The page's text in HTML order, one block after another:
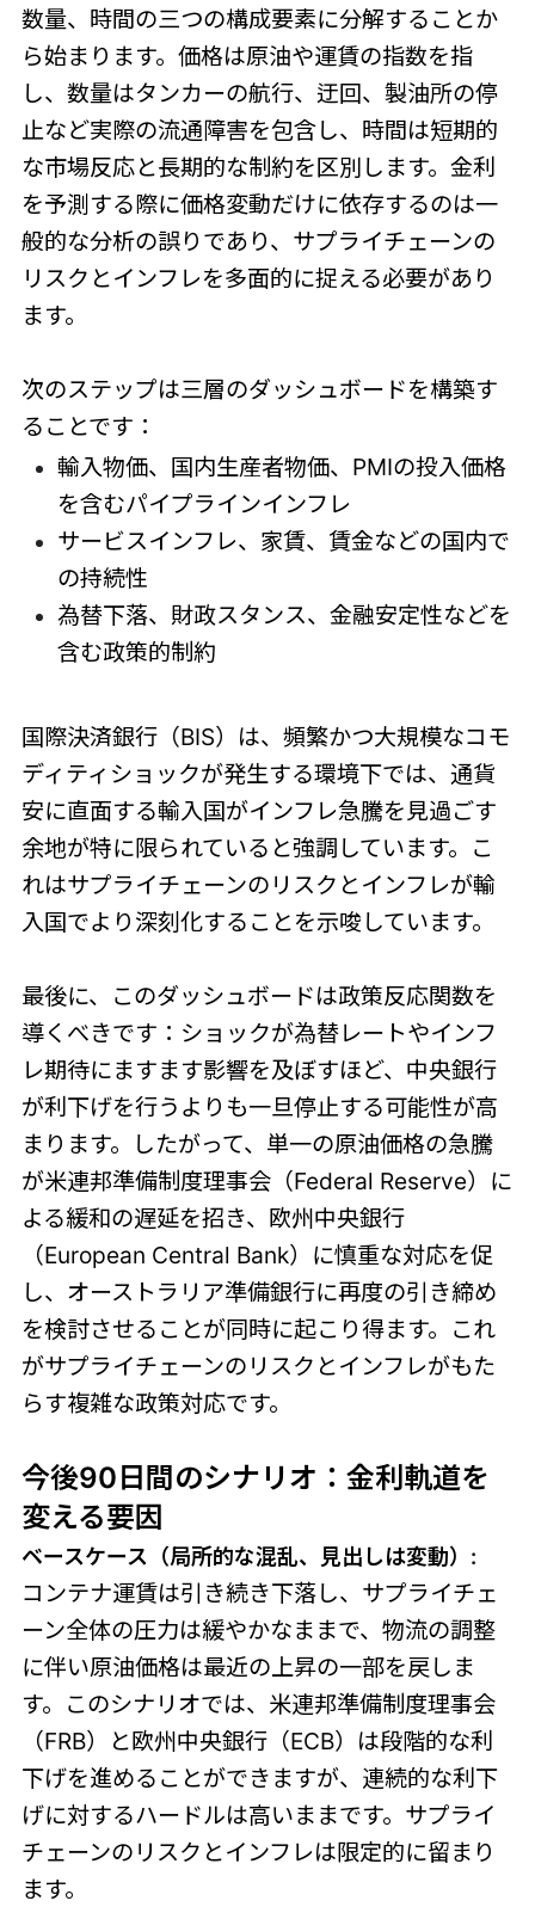
数量、時間の三つの構成要素に分解することか
ら始まります。価格は原油や運賃の指数を指
し、数量はタンカーの航行、迂回、製油所の停
止など実際の流通障害を包含し、時間は短期的
な市場反応と長期的な制約を区別します。金利
を予測する際に価格変動だけに依存するのは一
般的な分析の誤りであり、サプライチェーンの
リスクとインフレを多面的に捉える必要があり
ます。
次のステップは三層のダッシュボードを構築す
ることです：
輸入物価、国内生産者物価、PMIの投入価格
を含むパイプラインインフレ
サービスインフレ、家賃、賃金などの国内で
の持続性
為替下落、財政スタンス、金融安定性などを
含む政策的制約
国際決済銀行（BIS）は、頻繁かつ大規模なコモ
ディティショックが発生する環境下では、通貨
安に直面する輸入国がインフレ急騰を見過ごす
余地が特に限られていると強調しています。こ
れはサプライチェーンのリスクとインフレが輸
入国でより深刻化することを示唆しています。
最後に、このダッシュボードは政策反応関数を
導くべきです：ショックが為替レートやインフ
レ期待にますます影響を及ぼすほど、中央銀行
が利下げを行うよりも一旦停止する可能性が高
まります。したがって、単一の原油価格の急騰
が米連邦準備制度理事会（Federal Reserve）に
よる緩和の遅延を招き、欧州中央銀行
（European Central Bank）に慎重な対応を促
し、オーストラリア準備銀行に再度の引き締め
を検討させることが同時に起こり得ます。これ
がサプライチェーンのリスクとインフレがもた
らす複雑な政策対応です。
今後90日間のシナリオ：金利軌道を
変える要因
ベースケース（局所的な混乱、見出しは変動）:
コンテナ運賃は引き続き下落し、サプライチェ
ーン全体の圧力は緩やかなままで、物流の調整
に伴い原油価格は最近の上昇の一部を戻しま
す。このシナリオでは、米連邦準備制度理事会
（FRB）と欧州中央銀行（ECB）は段階的な利
下げを進めることができますが、連続的な利下
げに対するハードルは高いままです。サプライ
チェーンのリスクとインフレは限定的に留まり
ます。